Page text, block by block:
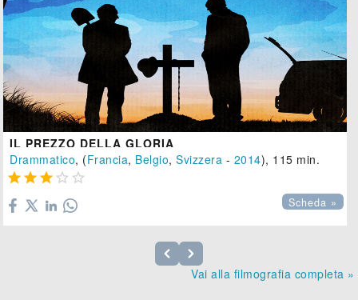
IL PREZZO DELLA GLORIA
Drammatico, (Francia, Belgio,Svizzera - 2014), 115 min.
    
Scheda »
Vai alla filmografia completa »